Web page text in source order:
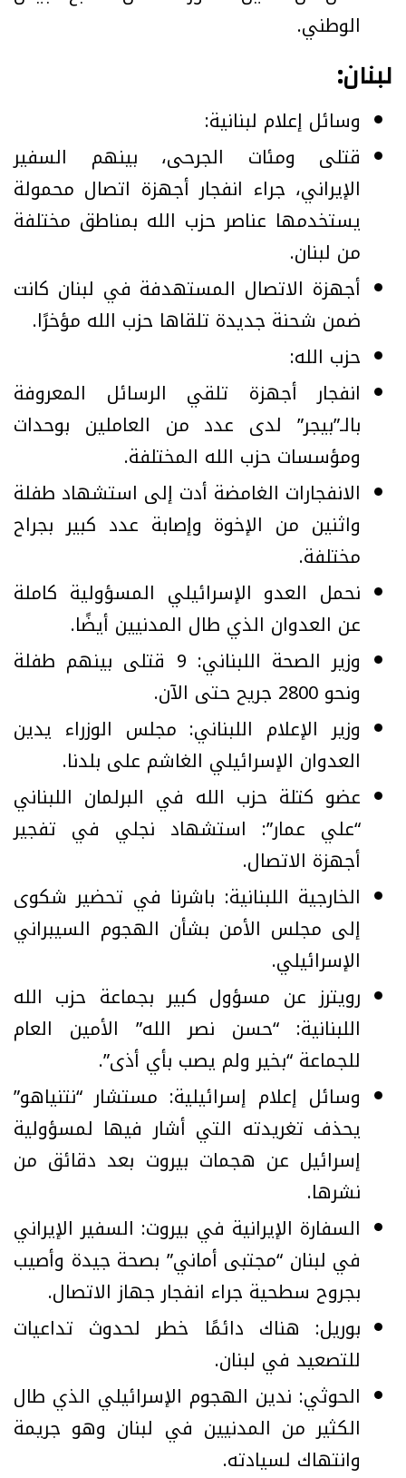
الوطني.
لبنان:
وسائل إعلام لبنانية:
قتلى ومئات الجرحى، بينهم السفير
الإيراني، جراء انفجار أجهزة اتصال محمولة
يستخدمها عناصر حزب الله بمناطق مختلفة
من لبنان.
أجهزة الاتصال المستهدفة في لبنان كانت
ضمن شحنة جديدة تلقاها حزب الله مؤخرًا.
حزب الله:
انفجار أجهزة تلقي الرسائل المعروفة
بالـ”بيجر” لدى عدد من العاملين بوحدات
ومؤسسات حزب الله المختلفة.
الانفجارات الغامضة أدت إلى استشهاد طفلة
واثنين من الإخوة وإصابة عدد كبير بجراح
مختلفة.
نحمل العدو الإسرائيلي المسؤولية كاملة
عن العدوان الذي طال المدنيين أيضًا.
وزير الصحة اللبناني: 9 قتلى بينهم طفلة
ونحو 2800 جريح حتى الآن.
وزير الإعلام اللبناني: مجلس الوزراء يدين
العدوان الإسرائيلي الغاشم على بلدنا.
عضو كتلة حزب الله في البرلمان اللبناني
“علي عمار”: استشهاد نجلي في تفجير
أجهزة الاتصال.
الخارجية اللبنانية: باشرنا في تحضير شكوى
إلى مجلس الأمن بشأن الهجوم السيبراني
الإسرائيلي.
رويترز عن مسؤول كبير بجماعة حزب الله
اللبنانية: “حسن نصر الله” الأمين العام
للجماعة “بخير ولم يصب بأي أذى”.
وسائل إعلام إسرائيلية: مستشار “نتنياهو”
يحذف تغريدته التي أشار فيها لمسؤولية
إسرائيل عن هجمات بيروت بعد دقائق من
نشرها.
السفارة الإيرانية في بيروت: السفير الإيراني
في لبنان “مجتبى أماني” بصحة جيدة وأصيب
بجروح سطحية جراء انفجار جهاز الاتصال.
بوريل: هناك دائمًا خطر لحدوث تداعيات
للتصعيد في لبنان.
الحوثي: ندين الهجوم الإسرائيلي الذي طال
الكثير من المدنيين في لبنان وهو جريمة
وانتهاك لسيادته.